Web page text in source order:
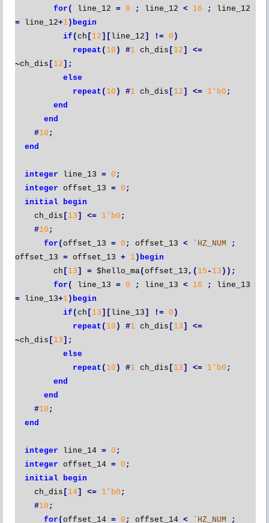
for ( line_12 = 0 ; line_12 < 16 ;
line_12
= line_12+1) begin
if ( ch [ 12 ][ line_12 ] != 0 )
repeat ( 10 ) #1 ch_dis [ 12 ]
<=
~ch_dis [ 12 ];
else
repeat ( 10 ) #1 ch_dis [ 12 ] <= 1'b0 ;
end
end
#10 ;
end
integer line_13 = 0 ;
integer offset_13 = 0 ;
initial
begin
ch_dis [ 13 ] <= 1'b0 ;
#10 ;
for ( offset_13 = 0 ; offset_13 < `HZ_NUM
;
offset_13 = offset_13 + 1) begin
ch [ 13 ] = $hello_ma( offset_13 ,( 15 - 13 ));
for ( line_13 = 0 ; line_13 < 16 ;
line_13
= line_13+1) begin
if ( ch [ 13 ][ line_13 ] != 0 )
repeat ( 10 ) #1 ch_dis [ 13 ]
<=
~ch_dis [ 13 ];
else
repeat ( 10 ) #1 ch_dis [ 13 ] <= 1'b0 ;
end
end
#10 ;
end
integer line_14 = 0 ;
integer offset_14 = 0 ;
initial
begin
ch_dis [ 14] <= 1'b0 ;
#10 ;
for ( offset_14 = 0 ; offset_14 < `HZ_NUM
;